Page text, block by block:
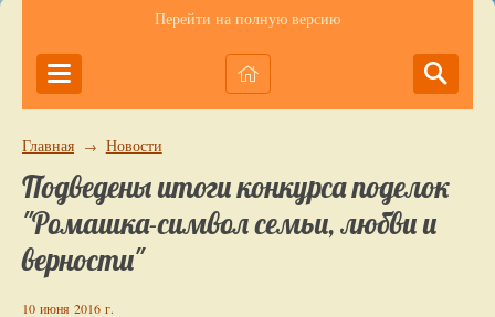
Перейти на полную версию
Главная → Новости
Подведены итоги конкурса поделок
"Ромашка-символ семьи, любви и
верности"
10 июня 2016 г.